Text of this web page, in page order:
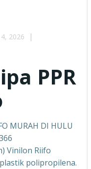
2026 |
PPR
MURAH DI HULU
Vinilon Riifo
polipropilena.